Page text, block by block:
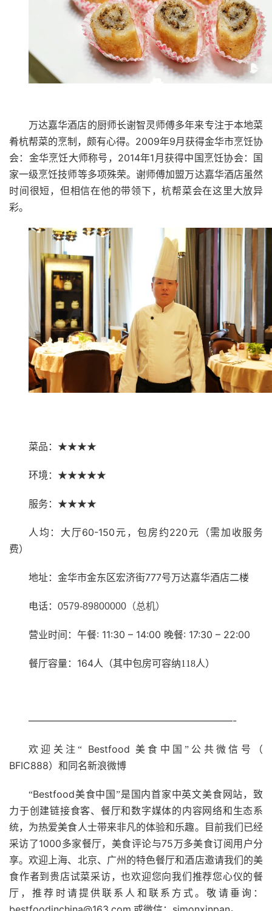
万达嘉华酒店的厨师长谢智灵师傅多年来专注于本地菜
肴杭帮菜的烹制，颇有心得。 2009年9月获得金华市烹饪协
会：金华烹饪大师称号， 2014年1 月获得中国烹饪协会：国
家一级烹饪技师等多项殊荣。谢师傅加盟万达嘉华酒店虽然
时间很短，但相信在他的带领下，杭帮菜会在这里大放异
彩。
菜品：★★★★
环境：★★★★★
服务：★★★★
人均： 大厅60-150元，包房约220元 （需加收服务
费）
地址：金华市金东区宏济街777号万达嘉华酒店二楼
电话： 0579-89800000 （总机）
营业时间：午餐: 11:30 – 14:00 晚餐: 17:30 – 22:00
餐厅容量： 164人（其中包房可容纳118人）
—————————————————————-
欢迎关注“ Bestfood 美食中国”公共微信号（
BFIC888）和同名新浪微博
“Bestfood美食中国”是国内首家中英文美食网站，致
力于创建链接食客、餐厅和数字媒体的内容网络和生态系
统，为热爱美食人士带来非凡的体验和乐趣。目前我们已经
采访了1000多家餐厅，美食评论与75万多美食订阅用户分
享。欢迎上海、北京、广州的特色餐厅和酒店邀请我们的美
食作者到贵店试菜采访，也欢迎您向我们推荐您心仪的餐
厅，推荐时请提供联系人和联系方式。敬请垂询：